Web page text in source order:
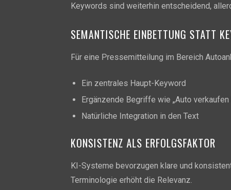
Keywords sind weiterhin entscheidend,
SEMANTISCHE EINBETTUNG STATT
Für eine Pressemitteilung im Bereich
Ein zentrales Haupt-Keyword
Ergänzende Begriffe wie „Auto verkaufen
Natürliche Integration in den Text
KONSISTENZ ALS ERFOLGSFAKTOR
KI-Systeme bevorzugen klare und
Terminologie erhöht die Relevanz.